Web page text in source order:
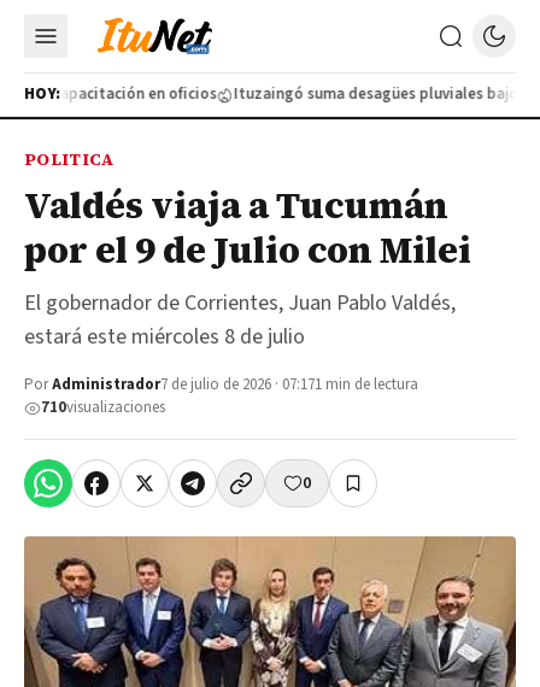
HOY:
capacitación en oficios Ituzaingó suma desagües pluviales bajo
POLITICA
Valdés viaja a Tucumán
por el 9 de Julio con Milei
El gobernador de Corrientes, Juan Pablo Valdés,
estará este miércoles 8 de julio
PorAdministrador7 de julio de 2026 · 07:171 min de lectura
710visualizaciones
0